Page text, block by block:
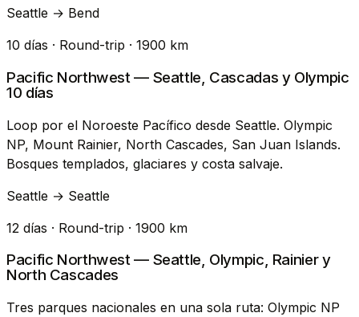
Seattle → Bend
10 días · Round-trip · 1900 km
Pacific Northwest — Seattle, Cascadas y Olympic
10 días
Loop por el Noroeste Pacífico desde Seattle. Olympic
NP, Mount Rainier, North Cascades, San Juan Islands.
Bosques templados, glaciares y costa salvaje.
Seattle → Seattle
12 días · Round-trip · 1900 km
Pacific Northwest — Seattle, Olympic, Rainier y
North Cascades
Tres parques nacionales en una sola ruta: Olympic NP